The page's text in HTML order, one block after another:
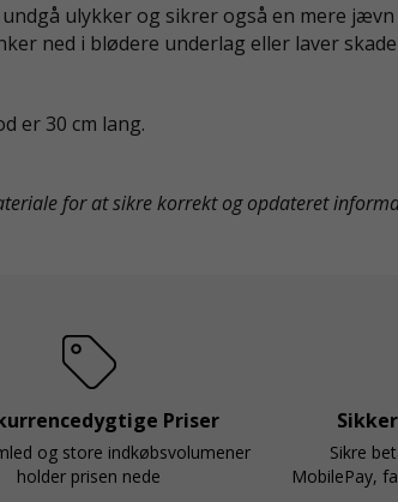
ulykker og sikrer også en mere
ned i blødere underlag eller laver
er 30 cm lang.
for at sikre korrekt og opdateret
Priser
og store indkøbsvolumener
holder prisen nede
Sikre
MobilePay,